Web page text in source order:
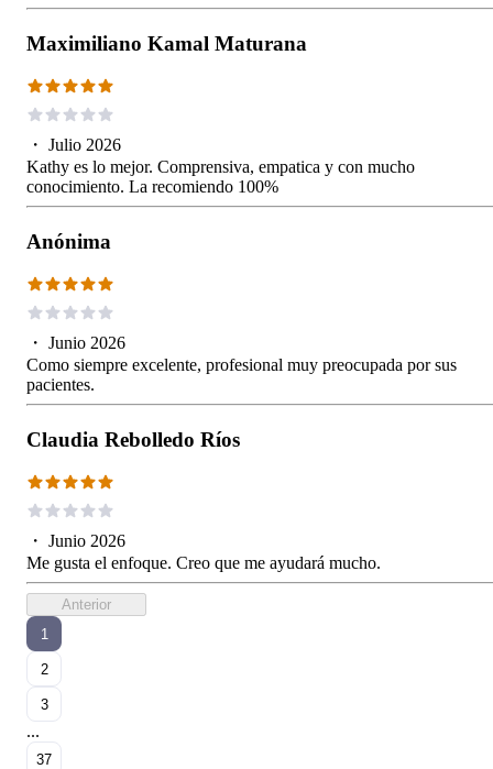
Maximiliano Kamal Maturana
・ Julio 2026
Kathy es lo mejor. Comprensiva, empatica y con mucho
conocimiento. La recomiendo 100%
Anónima
・ Junio 2026
Como siempre excelente, profesional muy preocupada por sus
pacientes.
Claudia Rebolledo Ríos
・ Junio 2026
Me gusta el enfoque. Creo que me ayudará mucho.
Anterior
1
2
3
...
37